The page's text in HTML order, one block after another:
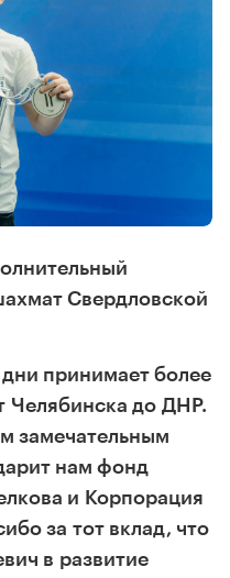
Свердловской
принимает более
Челябинска до ДНР.
замечательным
нам фонд
и Корпорация
за тот вклад, что
в развитие